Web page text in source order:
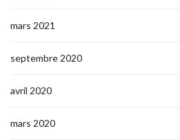
mars 2021
septembre 2020
avril 2020
mars 2020